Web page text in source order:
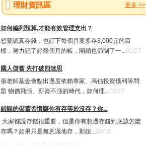
理財資訊區 更多 >>
如何編列預算,才能有效管理支出？
想要認真存錢，也訂下每個月要多存3,000元的目
標，努力記了好幾個月的帳，開銷也節制了一...01/27
國人儲蓄 先打破四迷思
張老師基金會點出過度依賴專家、高估投資獲利等問
題 物價飛漲、薪資不漲的時代，如何理...10/27
錯誤的儲蓄習慣讓你有存等於沒存？你...
大家都說存錢很重要，但是你有想過存錢到底該怎麼
存嗎？如果只是無意識地存，那妞...08/10